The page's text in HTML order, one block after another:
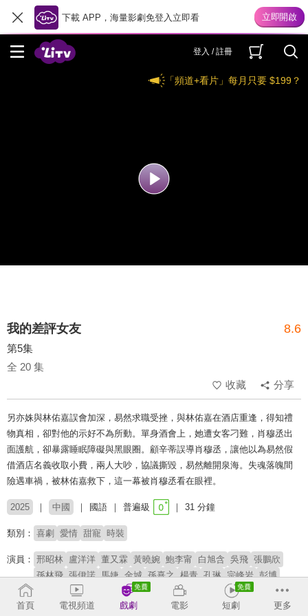
下載 APP，海量影劇免登入立即看
登入 / 註冊
「頻道+看片」每月只要 $199？
我的差評女友 8.6
第5集
全 20 集
收藏
分享
另亦姝與林佑嘉誤會加深，易然求職受挫，與林佑嘉在酒店重逢，得知禮
物真相，卻對他的示好不為所動。單身酒會上，她遭女客刁難，肖穆丞出
面護航，卻暴露睡眠障礙與黑眼圈。顧辛蒂誤導肖穆丞，讓他以為易然假
借酒店名義收取小費，兩人大吵，協議撕毀，易然離開泉海。失魂落魄間
險遇車禍，被林佑嘉救下，這一幕被肖穆丞看在眼裡。
2025 中國 國語 普遍級 31 分鐘
類別： 喜劇 愛情 甜寵 時裝
演員： 邢昭林 盧洋洋 董又霖 黃曉婉 鮑李甯 白旭含 吳飛 張鵬欣
孫林飛 張伊諾 馬婕 金城 孫熹之 楊青 孔琳 宗峰岩 彭博
導演： 王偉
首頁 電視頻道 戲劇 電影 短劇 更多